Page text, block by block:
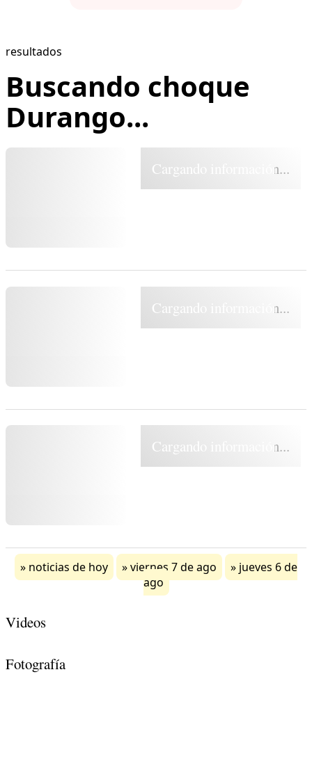
resultados
Buscando choque
Durango...
Cargando información...
Cargando información...
Cargando información...
noticias de hoy viernes 7 de ago
jueves 6 de
ago
Videos
Fotografía